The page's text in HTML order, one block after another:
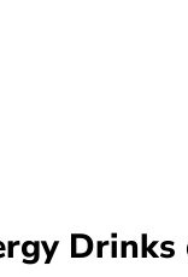
Drinks